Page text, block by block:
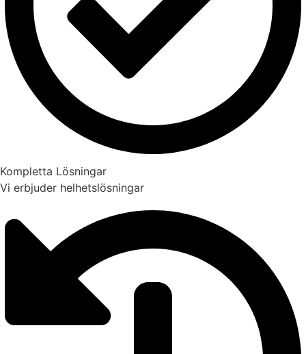
Kompletta Lösningar
Vi erbjuder helhetslösningar